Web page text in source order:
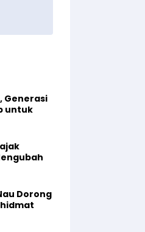
Generasi
untuk
Dorong